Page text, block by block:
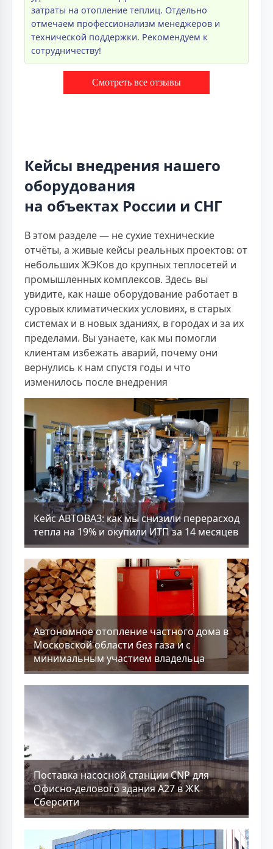
затраты на отопление теплиц. Отдельно
отмечаем профессионализм менеджеров и
технической поддержки. Рекомендуем к
сотрудничеству!
Смотреть все отзывы
Кейсы внедрения нашего
оборудования
на объектах России и СНГ
В этом разделе — не сухие технические
отчёты, а живые кейсы реальных проектов: от
небольших ЖЭКов до крупных теплосетей и
промышленных комплексов. Здесь вы
увидите, как наше оборудование работает в
суровых климатических условиях, в старых
системах и в новых зданиях, в городах и за их
пределами. Вы узнаете, как мы помогли
клиентам избежать аварий, почему они
вернулись к нам спустя годы и что
изменилось после внедрения
Кейс АВТОВАЗ: как мы снизили перерасход
тепла на 19% и окупили ИТП за 14 месяцев
Aвтономное отопление частного дома в
Московской области без газа и с
минимальным участием владельца
Поставка насосной станции CNP для
Офисно-делового здания А27 в ЖК
Сберсити